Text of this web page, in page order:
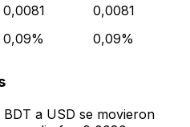
0,0081
0,0081
0,09% 0,09%
a USD se movieron